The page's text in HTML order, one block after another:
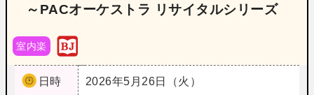
～PACオーケストラ リサイタルシリーズ
室内楽
日時
2026年5月26日（火）